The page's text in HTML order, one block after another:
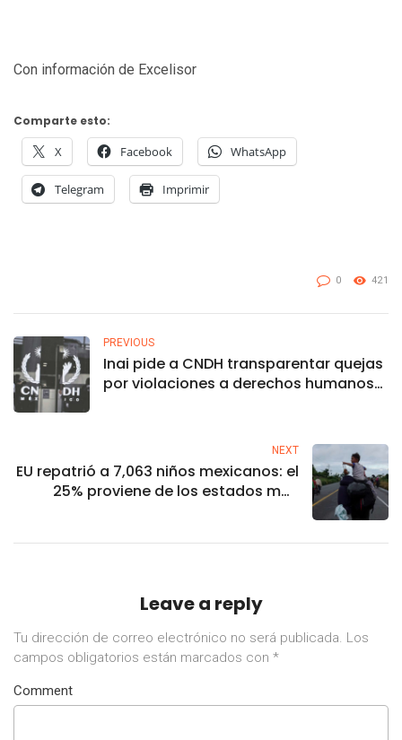
Con información de Excelisor
Comparte esto:
X Facebook WhatsApp
Telegram Imprimir
0 421
PREVIOUS
Inai pide a CNDH transparentar quejas
por violaciones a derechos humanos
NEXT
EU repatrió a 7,063 niños mexicanos: el
25% proviene de los estados más
Leave a reply
Tu dirección de correo electrónico no será publicada. Los
campos obligatorios están marcados con *
Comment